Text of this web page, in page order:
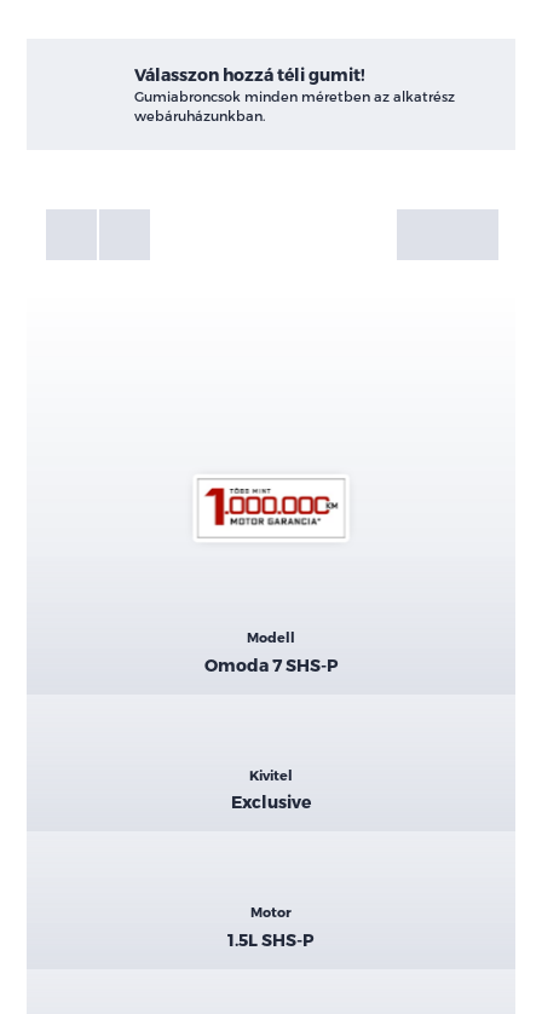
Válasszon hozzá téli gumit!
Gumiabroncsok minden méretben az alkatrész
webáruházunkban.
Galéria
Modell
Omoda 7 SHS-P
Kivitel
Exclusive
Motor
1.5L SHS-P